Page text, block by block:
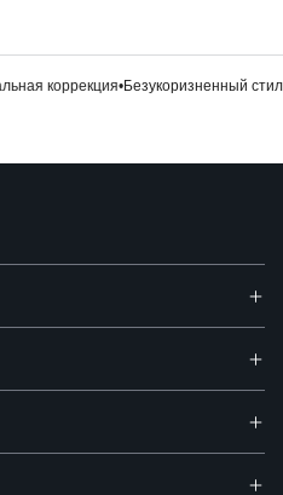
коррекция•Безукоризненный стиль